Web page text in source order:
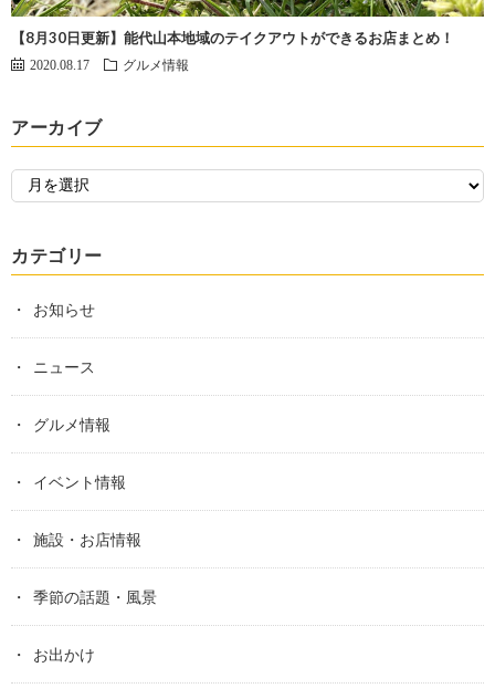
【8月30日更新】能代山本地域のテイクアウトができるお店まとめ！
2020.08.17 グルメ情報
アーカイブ
カテゴリー
お知らせ
ニュース
グルメ情報
イベント情報
施設・お店情報
季節の話題・風景
お出かけ